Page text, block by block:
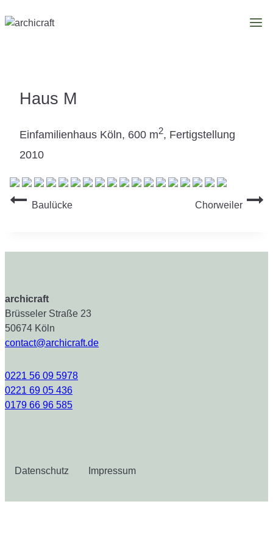
Inhalt
Haus M
Einfamilienhaus Köln, 600 m2, Fertigstellung
2010
Beitragsnavigation
Baulücke Chorweiler
archicraft
Brüsseler Straße 23
50674 Köln
contact@archicraft.de
0221 56 09 5978
0221 69 05 436
0179 66 96 585
Datenschutz Impressum